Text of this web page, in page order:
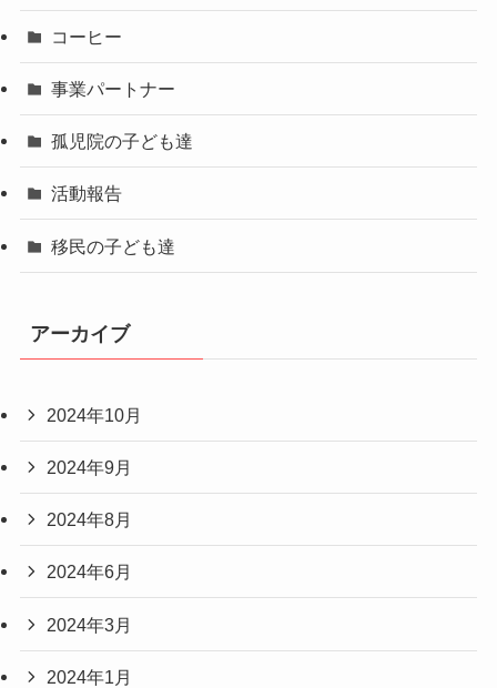
コーヒー
事業パートナー
孤児院の子ども達
活動報告
移民の子ども達
アーカイブ
2024年10月
2024年9月
2024年8月
2024年6月
2024年3月
2024年1月